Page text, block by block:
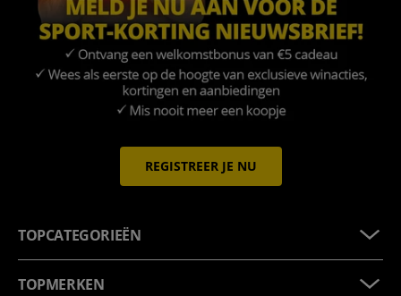
REGISTREER JE NU
TOPCATEGORIEËN
TOPMERKEN